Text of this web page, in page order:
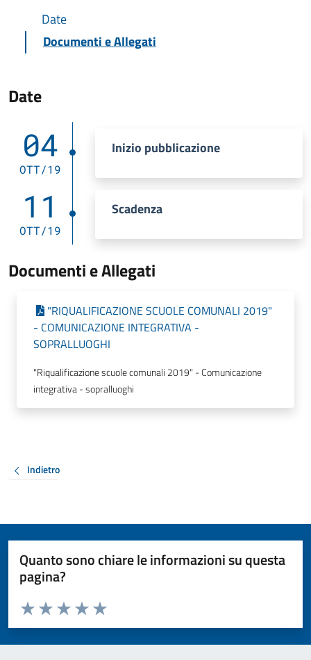
Date
Documenti e Allegati
Date
04
OTT/19
Inizio pubblicazione
11
OTT/19
Scadenza
Documenti e Allegati
"RIQUALIFICAZIONE SCUOLE COMUNALI 2019"
- COMUNICAZIONE INTEGRATIVA -
SOPRALLUOGHI
"Riqualificazione scuole comunali 2019" - Comunicazione
integrativa - sopralluoghi
Indietro
Quanto sono chiare le informazioni su questa
pagina?
Valuta da 1 a 5 stelle la pagina
Valuta 5 stelle su 5
Valuta 4 stelle su 5
Valuta 3 stelle su 5
Valuta 2 stelle su 5
Valuta 1 stelle su 5